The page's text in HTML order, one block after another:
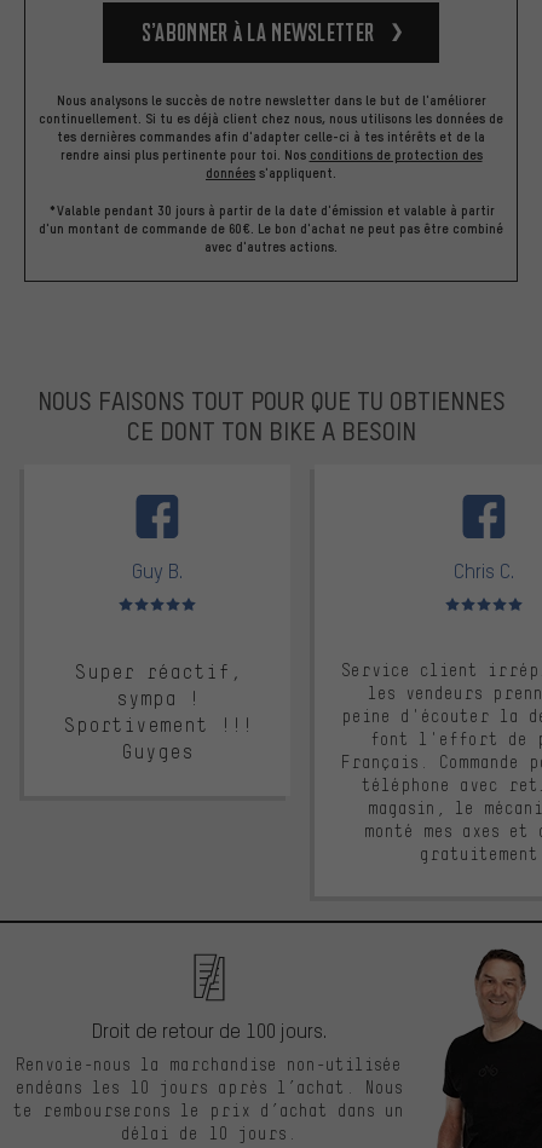
S’abonner à la newsletter
Nous analysons le succès de notre newsletter dans le but de l'améliorer
continuellement. Si tu es déjà client chez nous, nous utilisons les données de
tes dernières commandes afin d'adapter celle-ci à tes intérêts et de la
rendre ainsi plus pertinente pour toi. Nos conditions de protection des
données s'appliquent.
*Valable pendant 30 jours à partir de la date d'émission et valable à partir
d'un montant de commande de 60€. Le bon d'achat ne peut pas être combiné
avec d'autres actions.
NOUS FAISONS TOUT POUR QUE TU OBTIENNES
CE DONT TON BIKE A BESOIN
Guy B.
Note moyenne : 5 sur 5
Super réactif,
sympa !
Sportivement !!!
Guyges
Chris C.
Note moyenne :
Service client
les vendeurs
peine d'écouter la
font l'effort de
Français. Commande
téléphone avec
magasin, le
monté mes axes et
Droit de retour de 100 jours.
Renvoie-nous la marchandise non-utilisée
endéans les 10 jours après l’achat. Nous
te rembourserons le prix d’achat dans un
délai de 10 jours.